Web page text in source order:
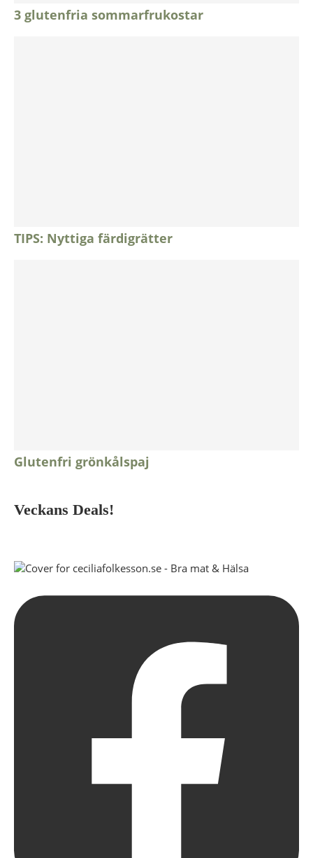
3 glutenfria sommarfrukostar
TIPS: Nyttiga färdigrätter
Glutenfri grönkålspaj
Veckans Deals!